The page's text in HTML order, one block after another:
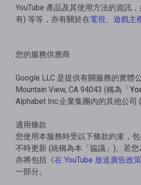
YouTube 產品及其使用方法的資訊，
有) 等等，亦有關於在電視、遊戲主
您的服務供應商
Google LLC 是提供有關服務的實體
Mountain View, CA 94043 (稱為「
Alphabet Inc.企業集團內的其他公司
適用條款
您使用本服務時受以下條款約束，
不時更新 (統稱為本「協議」)。若
亦將包括《在 YouTube 放送廣告政策
一部分。